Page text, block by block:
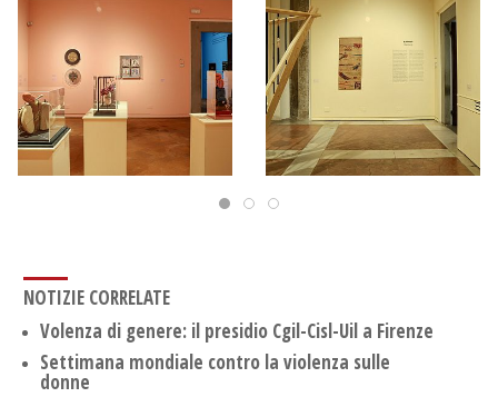
NOTIZIE CORRELATE
Volenza di genere: il presidio Cgil-Cisl-Uil a Firenze
Settimana mondiale contro la violenza sulle
donne